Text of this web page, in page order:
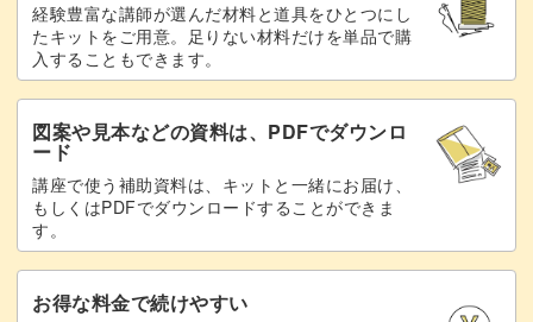
経験豊富な講師が選んだ材料と道具をひとつにし
たキットをご用意。足りない材料だけを単品で購
入することもできます。
図案や見本などの資料は、PDFでダウンロ
ード
講座で使う補助資料は、キットと一緒にお届け、
もしくはPDFでダウンロードすることができま
す。
お得な料金で続けやすい